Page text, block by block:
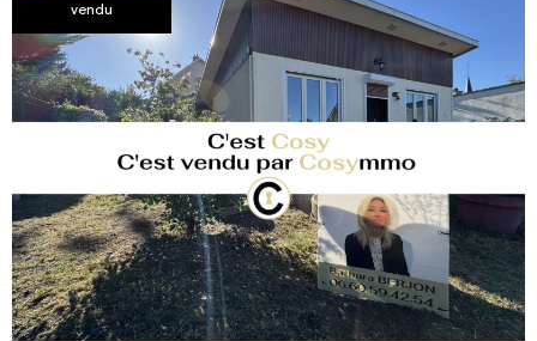
vendu
voir le
bien